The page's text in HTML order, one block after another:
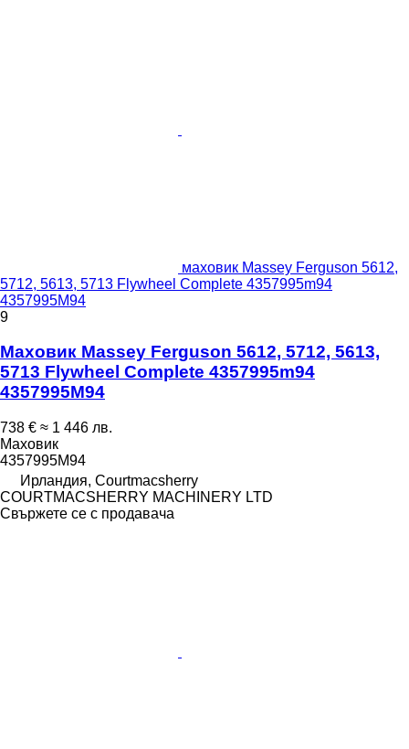
маховик Massey Ferguson 5612,
5712, 5613, 5713 Flywheel Complete 4357995m94
4357995M94
9
Маховик Massey Ferguson 5612, 5712, 5613,
5713 Flywheel Complete 4357995m94
4357995M94
738 € ≈ 1 446 лв.
Маховик
4357995M94
Ирландия, Courtmacsherry
COURTMACSHERRY MACHINERY LTD
Свържете се с продавача